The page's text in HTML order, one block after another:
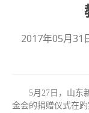
2017年05月31
5月27日，山东
金会的捐赠仪式在